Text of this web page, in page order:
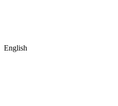
English